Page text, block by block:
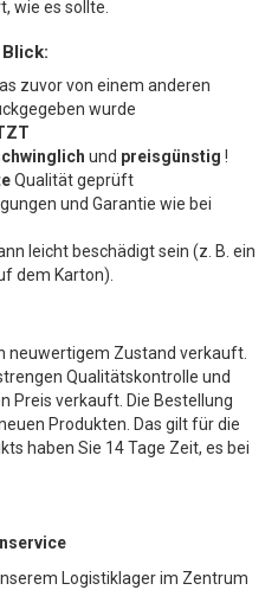
wie es sollte.
zuvor von einem anderen
wurde
und preisgünstig !
Qualität geprüft
und Garantie wie bei
leicht beschädigt sein (z. B. ein
dem Karton).
neuwertigem Zustand verkauft.
Qualitätskontrolle und
Preis verkauft. Die Bestellung
Produkten. Das gilt für die
haben Sie 14 Tage Zeit, es bei
Logistiklager im Zentrum